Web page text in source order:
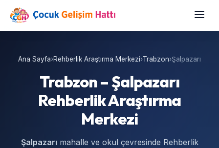
Ana Sayfa›Rehberlik Araştırma Merkezi›Trabzon›Şalpazarı
Trabzon – Şalpazarı
Rehberlik Araştırma
Merkezi
Şalpazarı mahalle ve okul çevresinde Rehberlik